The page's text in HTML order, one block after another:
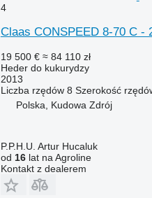
4
Claas CONSPEED 8-70 C -
19 500 € ≈ 84 110 zł
Heder do kukurydzy
2013
Liczba rzędów 8 Szerokość
Polska, Kudowa Zdrój
P.P.H.U. Artur Hucaluk
od 16lat na Agroline
Kontakt z dealerem